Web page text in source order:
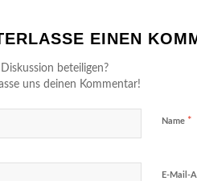
EINEN
beteiligen?
uns deinen Kommentar!
Name *
E-Mail-